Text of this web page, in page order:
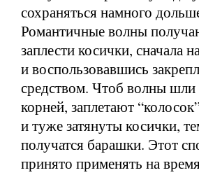
сохраняться намного
Романтичные волны
заплести косички, сначала
и воспользовавшись
средством. Чтоб волны
корней, заплетают
и туже затянуты косички,
получатся барашки. Этот
принято применять на